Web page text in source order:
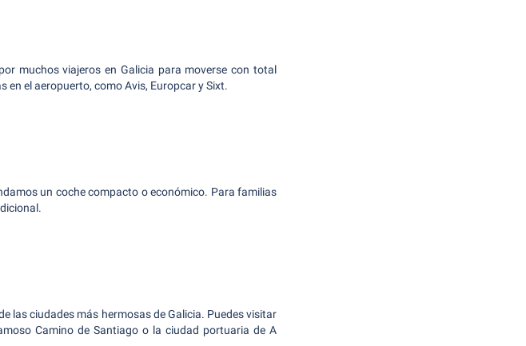
muchos viajeros en Galicia para moverse con total
el aeropuerto, como Avis, Europcar y Sixt.
un coche compacto o económico. Para familias
las ciudades más hermosas de Galicia. Puedes visitar
Camino de Santiago o la ciudad portuaria de A